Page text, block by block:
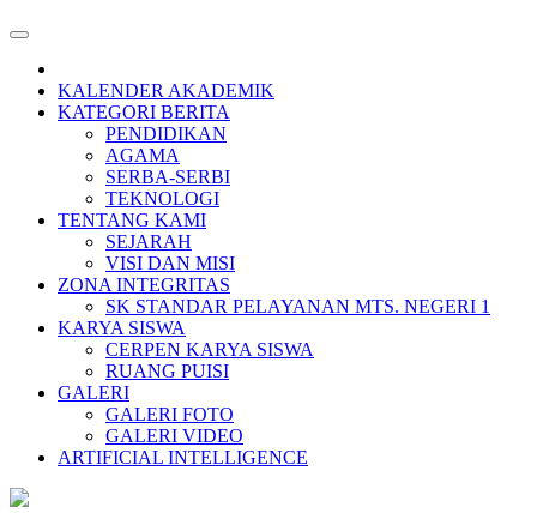
KALENDER AKADEMIK
KATEGORI BERITA
PENDIDIKAN
AGAMA
SERBA-SERBI
TEKNOLOGI
TENTANG KAMI
SEJARAH
VISI DAN MISI
ZONA INTEGRITAS
SK STANDAR PELAYANAN MTS. NEGERI 1
KARYA SISWA
CERPEN KARYA SISWA
RUANG PUISI
GALERI
GALERI FOTO
GALERI VIDEO
ARTIFICIAL INTELLIGENCE